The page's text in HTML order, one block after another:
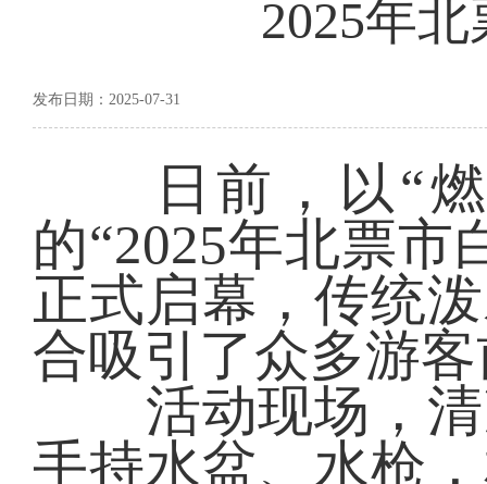
2025年
发布日期：2025-07-31
日前，以“燃
的“2025年北票
正式启幕，传统
合吸引了众多游
活动现场，清
手持水盆、水枪